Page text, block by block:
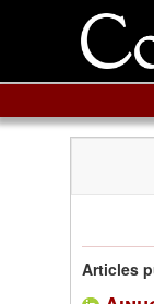
Articles